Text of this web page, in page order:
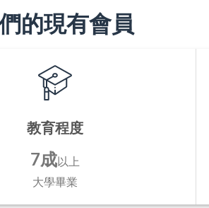
的現有會員
教育程度
7成以上
大學畢業